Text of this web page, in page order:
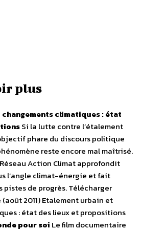
plus
climatiques : état
Si la lutte contre l’étalement
phare du discours politique
reste encore mal maîtrisé.
Action Climat approfondit
l’angle climat-énergie et fait
pistes de progrès. Télécharger
(août 2011) Etalement urbain et
: état des lieux et propositions
pour soi Le film documentaire